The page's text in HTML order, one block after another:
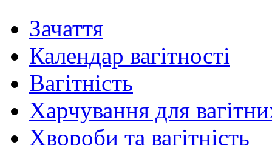
Зачаття
Календар вагітності
Вагітність
Харчування для
Хвороби та вагітність